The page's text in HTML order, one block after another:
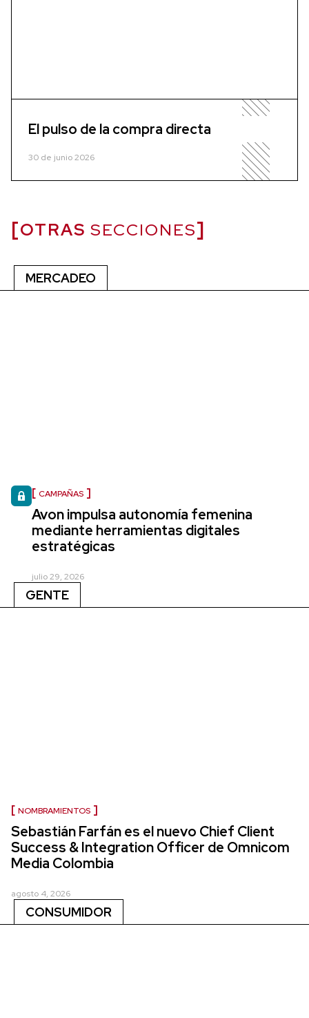
El pulso de la compra directa
30 de junio 2026
OTRAS SECCIONES
MERCADEO
CAMPAÑAS
Avon impulsa autonomía femenina
mediante herramientas digitales
estratégicas
julio 29, 2026
GENTE
NOMBRAMIENTOS
Sebastián Farfán es el nuevo Chief Client
Success & Integration Officer de Omnicom
Media Colombia
agosto 4, 2026
CONSUMIDOR